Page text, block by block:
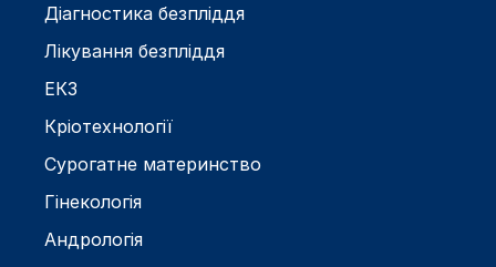
Діагностика безпліддя
Лікування безпліддя
ЕКЗ
Кріотехнології
Сурогатне материнство
Гінекологія
Андрологія